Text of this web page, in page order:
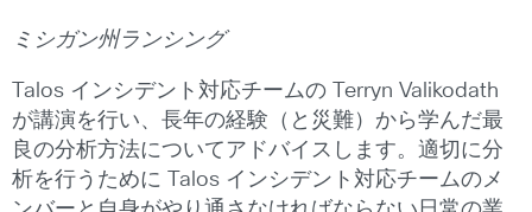
ミシガン州ランシング
Talos インシデント対応チームの Terryn Valikodath
が講演を行い、長年の経験（と災難）から学んだ最
良の分析方法についてアドバイスします。適切に分
析を行うために Talos インシデント対応チームのメ